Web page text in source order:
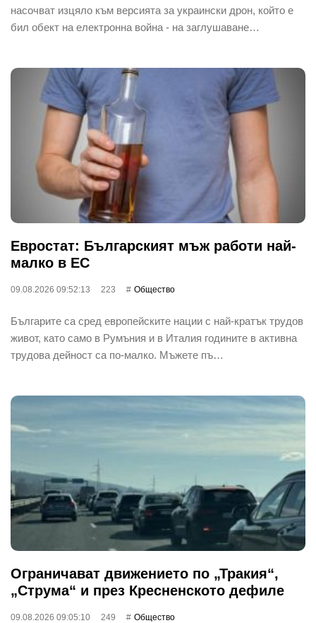
насочват изцяло към версията за украински дрон, който е
бил обект на електронна война - на заглушаване…
Евростат: Българският мъж работи най-
малко в ЕС
09.08.2026 09:52:13 223 Общество
Българите са сред европейските нации с най-кратък трудов
живот, като само в Румъния и в Италия годините в активна
трудова дейност са по-малко. Мъжете пъ…
Ограничават движението по „Тракия“,
„Струма“ и през Кресненското дефиле
09.08.2026 09:05:10 249 Общество